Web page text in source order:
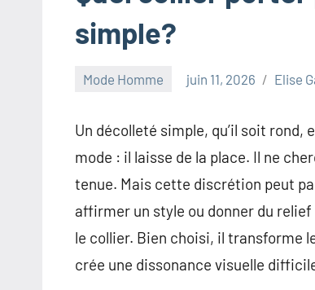
et
événements
Rejoignez-
nous
insights
précieux
sur
simple?
Mode Homme juin 11, 2026 Elise
Un décolleté simple, qu’il soit rond,
mode : il laisse de la place. Il ne
tenue. Mais cette discrétion peut
affirmer un style ou donner du
le collier. Bien choisi, il transforme
crée une dissonance visuelle